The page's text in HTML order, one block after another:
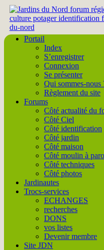
Portail
Index
S’enregistrer
Connexion
Se présenter
Qui sommes-nous
Règlement du site
Forums
Côté actualité du
Côté Ciel
Côté identification
Côté jardin
Côté maison
Côté moulin à
Côté techniques
Côté photos
Jardinautes
Trocs-services
ECHANGES
recherches
DONS
vos listes
Devenir membre
Site JDN